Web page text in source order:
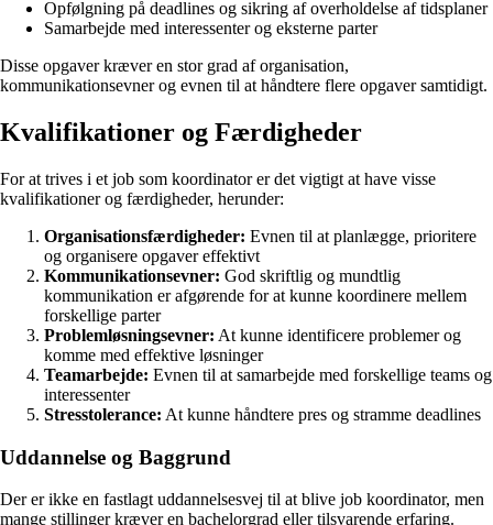
Opfølgning på deadlines og sikring af overholdelse af tidsplaner
Samarbejde med interessenter og eksterne parter
Disse opgaver kræver en stor grad af organisation,
kommunikationsevner og evnen til at håndtere flere opgaver samtidigt.
Kvalifikationer og Færdigheder
For at trives i et job som koordinator er det vigtigt at have visse
kvalifikationer og færdigheder, herunder:
Organisationsfærdigheder: Evnen til at planlægge, prioritere
og organisere opgaver effektivt
Kommunikationsevner: God skriftlig og mundtlig
kommunikation er afgørende for at kunne koordinere mellem
forskellige parter
Problemløsningsevner: At kunne identificere problemer og
komme med effektive løsninger
Teamarbejde: Evnen til at samarbejde med forskellige teams og
interessenter
Stresstolerance: At kunne håndtere pres og stramme deadlines
Uddannelse og Baggrund
Der er ikke en fastlagt uddannelsesvej til at blive job koordinator, men
mange stillinger kræver en bachelorgrad eller tilsvarende erfaring.